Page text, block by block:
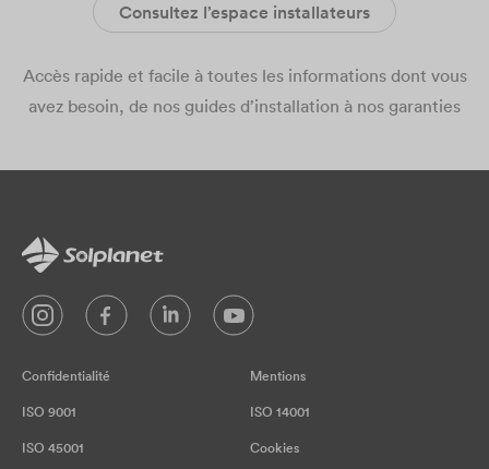
Consultez l’espace installateurs
Accès rapide et facile à toutes les informations dont vous
avez besoin, de nos guides d’installation à nos garanties​
Confidentialité Mentions
ISO 9001 ISO 14001
ISO 45001 Cookies